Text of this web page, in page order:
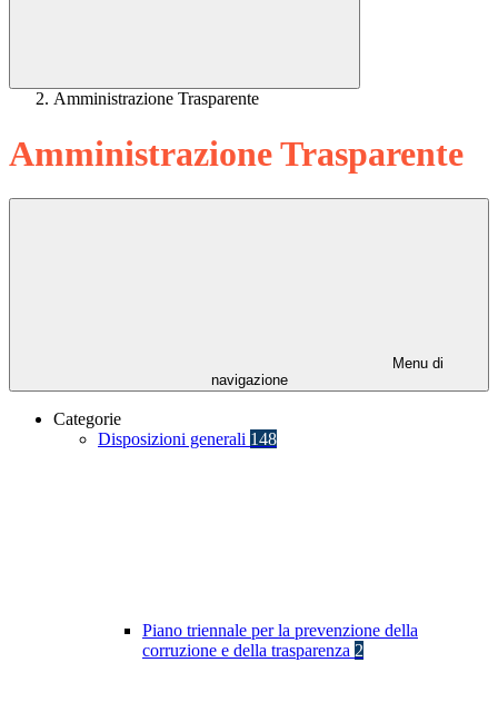
Amministrazione Trasparente
Amministrazione Trasparente
Menu di
navigazione
Categorie
Disposizioni generali 148
Piano triennale per la prevenzione della
corruzione e della trasparenza 2